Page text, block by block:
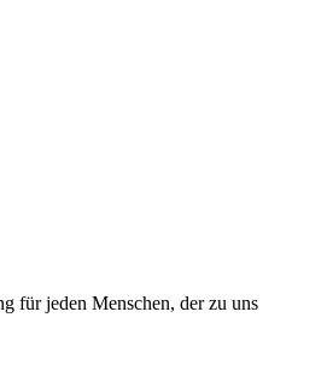
für jeden Menschen, der zu uns